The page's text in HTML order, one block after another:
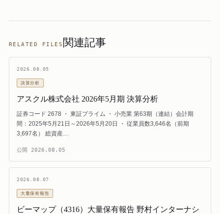
RELATED FILES 関連記事
2026.08.05
決算分析
アスクル株式会社 2026年5月期 決算分析
証券コード 2678 ・ 東証プライム ・ 小売業 第63期（連結）会計期
間：2025年5月21日～2026年5月20日 ・ 従業員数3,646名（前期
3,697名） 総資産…
公開 2026.08.05
2026.08.07
大量保有報告
ビーマップ（4316）大量保有報告 野村インターナシ